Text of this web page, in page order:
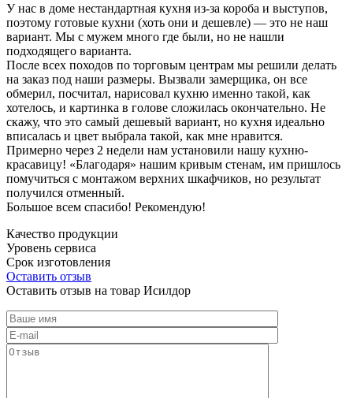
У нас в доме нестандартная кухня из-за короба и выступов,
поэтому готовые кухни (хоть они и дешевле) — это не наш
вариант. Мы с мужем много где были, но не нашли
подходящего варианта.
После всех походов по торговым центрам мы решили делать
на заказ под наши размеры. Вызвали замерщика, он все
обмерил, посчитал, нарисовал кухню именно такой, как
хотелось, и картинка в голове сложилась окончательно. Не
скажу, что это самый дешевый вариант, но кухня идеально
вписалась и цвет выбрала такой, как мне нравится.
Примерно через 2 недели нам установили нашу кухню-
красавицу! «Благодаря» нашим кривым стенам, им пришлось
помучиться с монтажом верхних шкафчиков, но результат
получился отменный.
Большое всем спасибо! Рекомендую!
Качество продукции
Уровень сервиса
Срок изготовления
Оставить отзыв
Оставить отзыв на товар Исилдор